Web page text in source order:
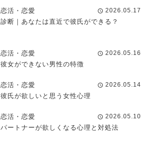
恋活・恋愛
診断｜あなたは直近で彼氏ができる？
schedule 2026.05.17
恋活・恋愛
彼女ができない男性の特徴
schedule 2026.05.16
恋活・恋愛
彼氏が欲しいと思う女性心理
schedule 2026.05.14
恋活・恋愛
パートナーが欲しくなる心理と対処法
schedule 2026.05.10